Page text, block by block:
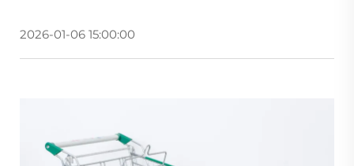
2026-01-06 15:00:00